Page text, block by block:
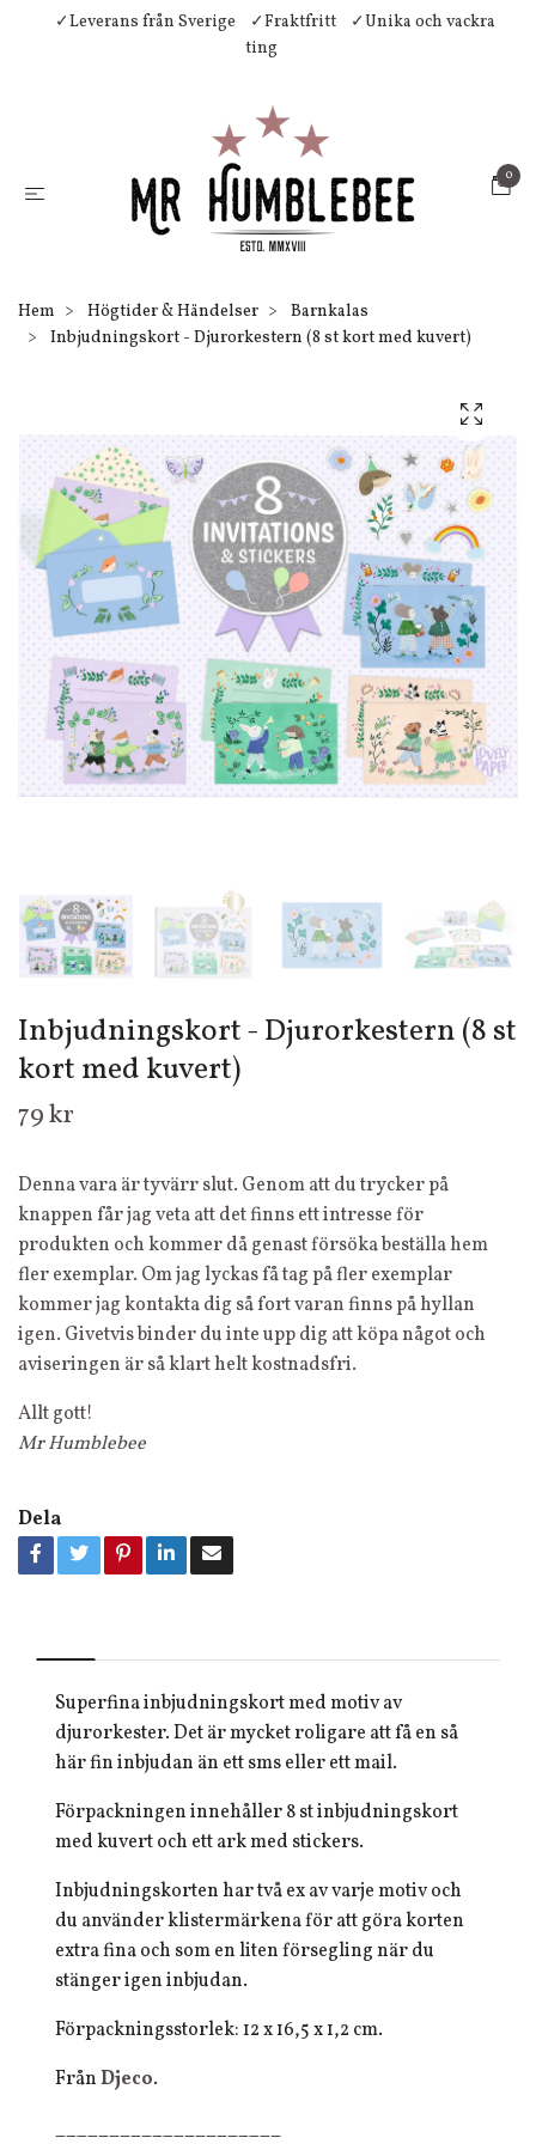
✓Leverans från Sverige ✓Fraktfritt
✓Unika och vackra
ting
0
Hem Högtider & Händelser
Barnkalas
Inbjudningskort - Djurorkestern (8 st kort med kuvert)
Inbjudningskort - Djurorkestern (8 st
kort med kuvert)
79 kr
Denna vara är tyvärr slut. Genom att du trycker på
knappen får jag veta att det finns ett intresse för
produkten och kommer då genast försöka beställa hem
fler exemplar. Om jag lyckas få tag på fler exemplar
kommer jag kontakta dig så fort varan finns på hyllan
igen. Givetvis binder du inte upp dig att köpa något och
aviseringen är så klart helt kostnadsfri.
Allt gott!
Mr Humblebee
Dela
Superfina inbjudningskort med motiv av
djurorkester. Det är mycket roligare att få en så
här fin inbjudan än ett sms eller ett mail.
Förpackningen innehåller 8 st inbjudningskort
med kuvert och ett ark med stickers.
Inbjudningskorten har två ex av varje motiv och
du använder klistermärkena för att göra korten
extra fina och som en liten försegling när du
stänger igen inbjudan.
Förpackningsstorlek: 12 x 16,5 x 1,2 cm.
FrånDjeco.